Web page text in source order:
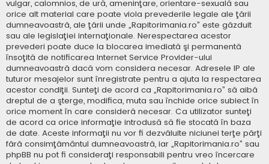
vulgar, calomnios, de ură, ameninţare, orientare-sexuală sau
orice alt material care poate viola prevederile legale ale ţării
dumneavoastră, ale ţării unde „Rapitorimania.ro” este găzduit
sau ale legislaţiei internaţionale. Nerespectarea acestor
prevederi poate duce la blocarea imediată şi permanentă
însoţită de notificarea Internet Service Provider-ului
dumneavoastră dacă vom considera necesar. Adresele IP ale
tuturor mesajelor sunt înregistrate pentru a ajuta la respectarea
acestor condiţii. Sunteţi de acord ca „Rapitorimania.ro” să aibă
dreptul de a şterge, modifica, muta sau închide orice subiect în
orice moment în care consideră necesar. Ca utilizator sunteţi
de acord ca orice informaţie introdusă să fie stocată în baza
de date. Aceste informaţii nu vor fi dezvăluite niciunei terţe părţi
fără consimţământul dumneavoastră, iar „Rapitorimania.ro” sau
phpBB nu pot fi consideraţi responsabili pentru vreo încercare